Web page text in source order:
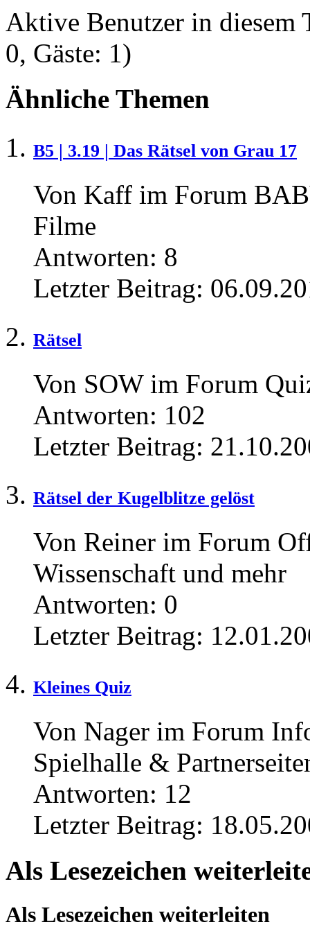
Aktive Benutzer in diesem
0, Gäste: 1)
Ähnliche Themen
B5 | 3.19 | Das Rätsel von Grau 17
Von Kaff im Forum
Filme
Antworten: 8
Letzter Beitrag:
Rätsel
Von SOW im Forum
Antworten: 102
Letzter Beitrag:
Rätsel der Kugelblitze gelöst
Von Reiner im Forum
Wissenschaft und mehr
Antworten: 0
Letzter Beitrag:
Kleines Quiz
Von Nager im Forum
Spielhalle &
Antworten: 12
Letzter Beitrag:
Als Lesezeichen
Als Lesezeichen weiterleiten